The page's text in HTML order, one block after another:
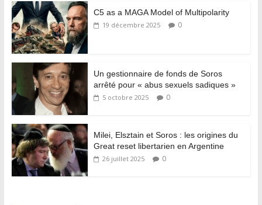
C5 as a MAGA Model of Multipolarity
19 décembre 2025 0
Un gestionnaire de fonds de Soros
arrêté pour « abus sexuels sadiques »
5 octobre 2025 0
Milei, Elsztain et Soros : les origines du
Great reset libertarien en Argentine
26 juillet 2025 0